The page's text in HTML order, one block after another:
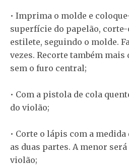
• Imprima o molde e
superfície do papelão, corte-
estilete, seguindo o molde.
vezes. Recorte também mais
sem o furo central;
• Com a pistola de cola
do violão;
• Corte o lápis com a medida
as duas partes. A menor
violão;